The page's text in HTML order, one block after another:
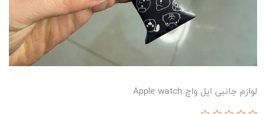
لوازم جانبی اپل واچ Apple watch